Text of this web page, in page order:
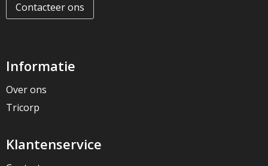
Contacteer ons
Informatie
Over ons
Tricorp
Klantenservice